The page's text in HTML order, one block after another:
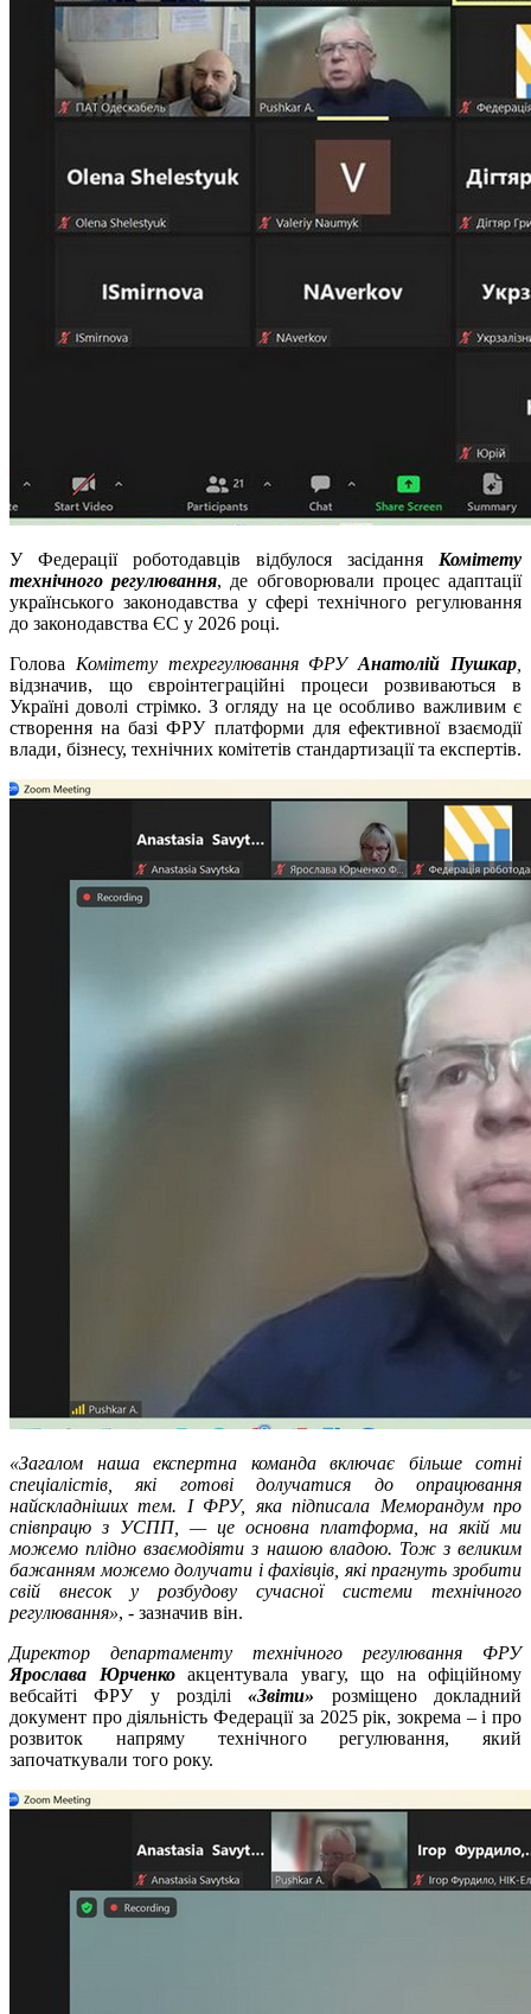
У Федерації роботодавців відбулося засідання Комітету
технічного регулювання, де обговорювали процес адаптації
українського законодавства у сфері технічного регулювання
до законодавства ЄС у 2026 році.
Голова Комітету техрегулювання ФРУАнатолій Пушкар
відзначив, що євроінтеграційні процеси розвиваються в
Україні доволі стрімко. З огляду на це особливо важливим є
створення на базі ФРУ платформи для ефективної взаємодії
влади, бізнесу, технічних комітетів стандартизації та експертів.
«Загалом наша експертна команда включає більше сотні
спеціалістів, які готові долучатися до опрацювання
найскладніших тем. І ФРУ, яка підписала Меморандум про
співпрацю з УСПП, — це основна платформа, на якій ми
можемо плідно взаємодіяти з нашою владою. Тож з великим
бажанням можемо долучати і фахівців, які прагнуть зробити
свій внесок у розбудову сучасної системи технічного
регулювання», - зазначив він.
Директор департаменту технічного регулювання ФРУ
Ярослава Юрченкоакцентувала увагу, що на офіційному
вебсайті ФРУ у розділі«Звіти» розміщено докладний
документ про діяльність Федерації за 2025 рік, зокрема – і про
розвиток напряму технічного регулювання, який
започаткували того року.